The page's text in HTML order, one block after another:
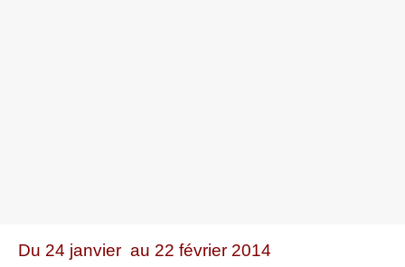
Du 24 janvier au 22 février 2014